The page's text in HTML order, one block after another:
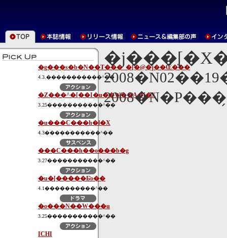
�g���s�b�N��T���_�[�@�j��Œ�̍��
4.3.�����������^��
�Z���^�[��I�u��W��A�[�X
3.25�����������^��
�u���C���h�l�X
4.3�����������^��
���C���h��o���b�g
3.27�����������^��
�u�[�����Ƃ̎o��
4.1����������^��
�o���N��W���u
3.25�����������^��
ICHI